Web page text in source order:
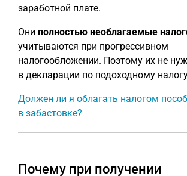
заработной плате.
Они полностью необлагаемые
учитываются при прогрессивном
налогообложении. Поэтому их не
в декларации по подоходному
Должен ли я облагать налогом
в забастовке?
Почему при получении